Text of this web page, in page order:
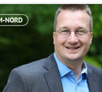
NORD